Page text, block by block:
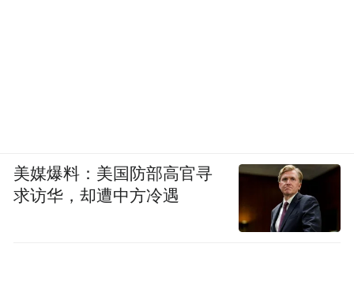
美媒爆料：美国防部高官寻
求访华，却遭中方冷遇